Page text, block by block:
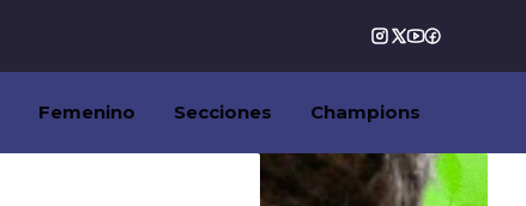
Femenino Secciones Champions